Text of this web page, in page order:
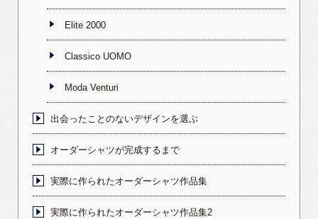
Elite 2000
Classico UOMO
Moda Venturi
出会ったことのないデザインを選ぶ
オーダーシャツが完成するまで
実際に作られたオーダーシャツ作品集
実際に作られたオーダーシャツ作品集2